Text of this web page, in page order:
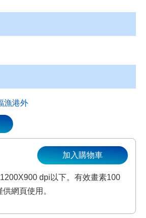
漁港外
dpi以下。有效畫素100
網頁使用。
加入購物車